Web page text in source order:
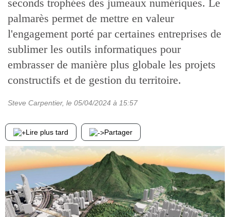
seconds trophées des jumeaux numériques. Le
palmarès permet de mettre en valeur
l'engagement porté par certaines entreprises de
sublimer les outils informatiques pour
embrasser de manière plus globale les projets
constructifs et de gestion du territoire.
Steve Carpentier, le 05/04/2024 à 15:57
Lire plus tard Partager